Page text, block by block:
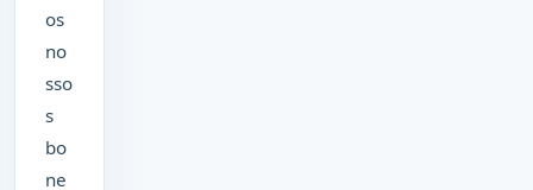
os
no
sso
s
bo
ne